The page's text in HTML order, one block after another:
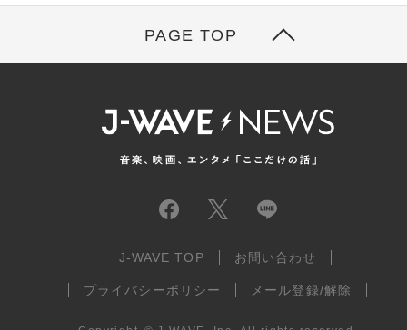
PAGE TOP
J-WAVE TOP お問い合わせ
プライバシーポリシー メール登録/解除